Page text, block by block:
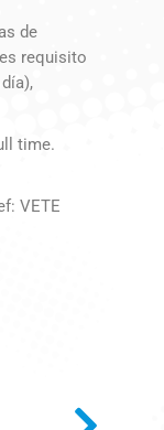
de
requisito
time.
VETE